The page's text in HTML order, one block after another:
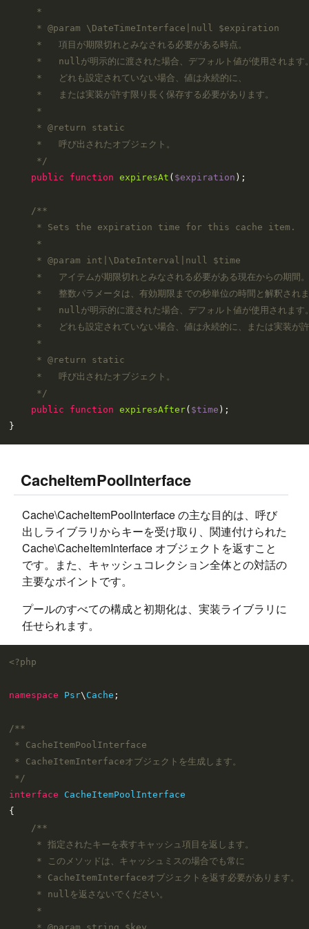
     *
     *
@param \DateTimeInterface|null $expiration
     *   項目が期限切れとみなされる必要がある時点。
*   nullが明示的に渡された場合、デフォルト値が使用されます
     *   どれも設定されていない場合、値は永続的に、
     *   または実装が許す限り長く保存する必要があります。
     *
     *
@return static
     *   呼び出されたオブジェクト。
     */
public
function expiresAt ( $expiration ) ;
/**
     * Sets the expiration time for this cache item.
     *
     *
@param int|\DateInterval|null $time
*   アイテムが期限切れとみなされる必要がある現在からの期間
*   整数パラメータは、有効期限までの秒単位の時間と解釈され
*   nullが明示的に渡された場合、デフォルト値が使用されます
*   どれも設定されていない場合、値は永続的に、または実装が
     *
     *
@return static
     *   呼び出されたオブジェクト。
     */
public
function expiresAfter( $time ) ;
CacheItemPoolInterface
Cache\CacheItemPoolInterface の主な目的は、呼び
出しライブラリからキーを受け取り、関連付けられた
Cache\CacheItemInterface オブジェクトを返すこと
です。また、キャッシュコレクション全体との対話の
主要なポイントです。
プールのすべての構成と初期化は、実装ライブラリに
任せられます。
<?php
namespace Psr\ Cache ;
/**
* CacheItemPoolInterface
* CacheItemInterfaceオブジェクトを生成します。
*/
interface
CacheItemPoolInterface
{
/**
     * 指定されたキーを表すキャッシュ項目を返します。
     * このメソッドは、キャッシュミスの場合でも常に
     * CacheItemInterfaceオブジェクトを返す必要があります。
     * nullを返さないでください。
     *